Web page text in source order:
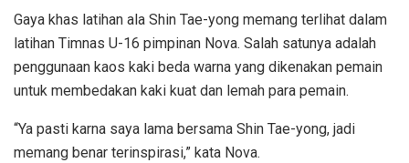
Gaya khas latihan ala Shin Tae-yong memang terlihat dalam
latihan Timnas U-16 pimpinan Nova. Salah satunya adalah
penggunaan kaos kaki beda warna yang dikenakan pemain
untuk membedakan kaki kuat dan lemah para pemain.
“Ya pasti karna saya lama bersama Shin Tae-yong, jadi
memang benar terinspirasi,” kata Nova.